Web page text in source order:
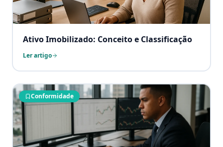
Ativo Imobilizado: Conceito e Classificação
Ler artigo
Conformidade